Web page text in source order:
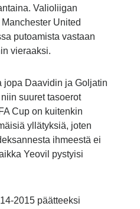
Valioliigan
United
putoamista vastaan
vieraaksi.
jopa Daavidin ja Goljatin
suuret tasoerot
Cup on kuitenkin
yllätyksiä, joten
ihmeestä ei
Yeovil pystyisi
2015 päätteeksi